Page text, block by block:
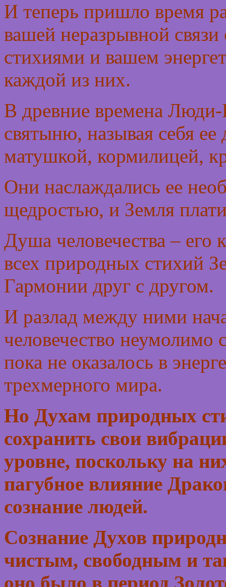
И теперь пришло время
вашей неразрывной
стихиями и вашем
каждой из них.
В древние времена
святыню, называя себя
матушкой, кормилицей,
Они наслаждались ее
щедростью, и Земля
Душа человечества – его
всех природных стихий
Гармонии друг с другом.
И разлад между ними
человечество неумолимо
пока не оказалось в
трехмерного мира.
Но Духам природных
сохранить свои
уровне, поскольку на
пагубное влияние
сознание людей.
Сознание Духов
чистым, свободным и